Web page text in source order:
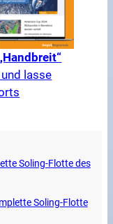
lasse
Soling-Flotte des
Soling-Flotte